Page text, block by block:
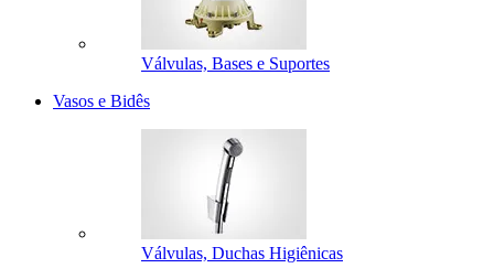
Válvulas, Bases e Suportes
Vasos e Bidês
Válvulas, Duchas Higiênicas